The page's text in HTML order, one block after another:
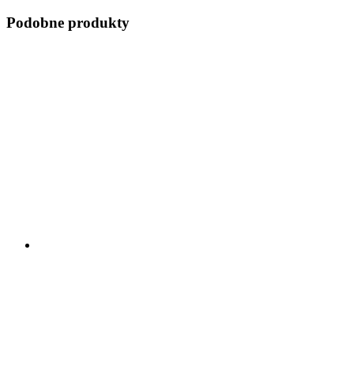
Podobne produkty